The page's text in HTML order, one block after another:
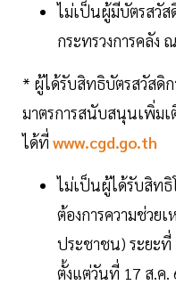
ไม่เป็นผู้มีบัตรสวัส
กระทรวงการคลัง
* ผู้ได้รับสิทธิบัตรสวัสดิก
มาตรการสนับสนุนเพิ่มเ
ได้ที่ www.cgd.go.th
ไม่เป็นผู้ได้รับสิทธิ
ต้องการความช่วย
ประชาชน) ระยะที่
ตั้งแต่วันที่ 17 ส.ค.